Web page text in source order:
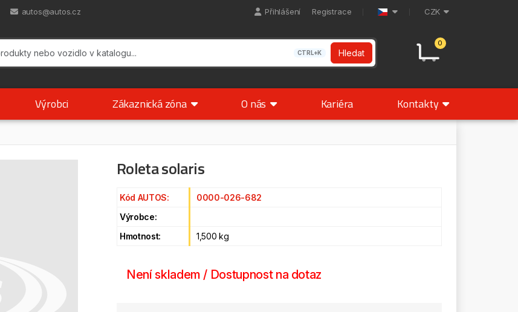
autos@autos.cz Přihlášení Registrace CZK
0
CTRL+K Hledat
Výrobci Zákaznická zóna O nás Kariéra Kontakty
Roleta solaris
Kód AUTOS:
0000-026-682
Výrobce:
Hmotnost:
1,500 kg
Není skladem / Dostupnost na dotaz